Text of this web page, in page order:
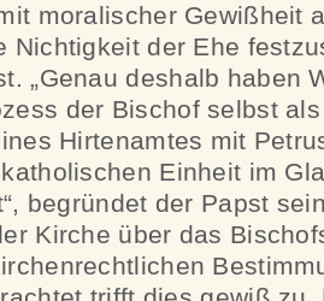
moralischer Gewißheit
Nichtigkeit der Ehe
„Genau deshalb haben
der Bischof selbst
Hirtenamtes mit
Einheit im
begründet der Papst
Kirche über das